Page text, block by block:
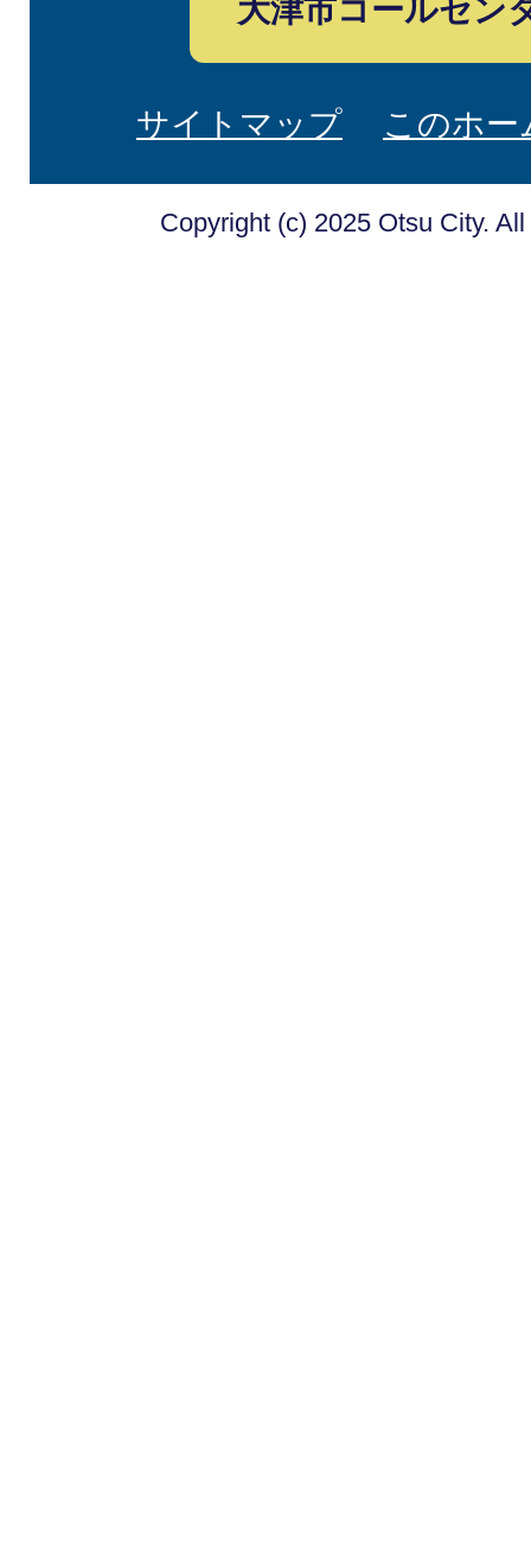
大津市コールセン
サイトマップ このホ
Copyright (c) 2025 Otsu City.